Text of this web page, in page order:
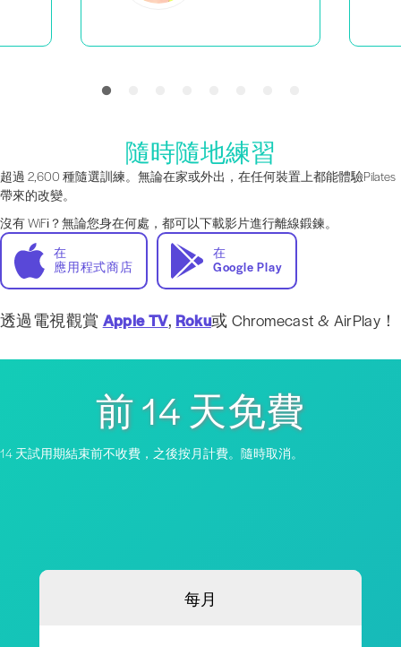
隨時隨地練習
超過 2,600 種隨選訓練。無論在家或外出，在任何裝置上都能體驗Pilates
帶來的改變。
沒有 WiFi？無論您身在何處，都可以下載影片進行離線鍛鍊。
在
應用程式商店
在
Google Play
透過電視觀賞 Apple TV, Roku或 Chromecast & AirPlay！
前 14 天免費
14 天試用期結束前不收費，之後按月計費。隨時取消。
每月